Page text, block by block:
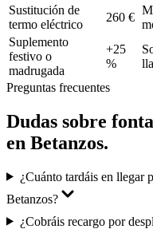
Sustitución de
termo eléctrico
260 €
Suplemento
festivo o
madrugada
+25
%
Preguntas frecuentes
Dudas sobre
en Betanzos.
¿Cuánto tardáis en llegar
Betanzos?
¿Cobráis recargo por